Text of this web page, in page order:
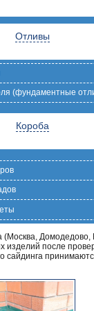
Отливы
(фундаментные
Короба
(Москва,
после